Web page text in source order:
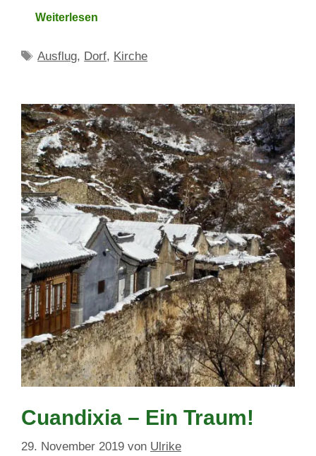
Weiterlesen
Schlagwörter
Ausflug, Dorf, Kirche
Cuandixia – Ein Traum!
29. November 2019 von Ulrike